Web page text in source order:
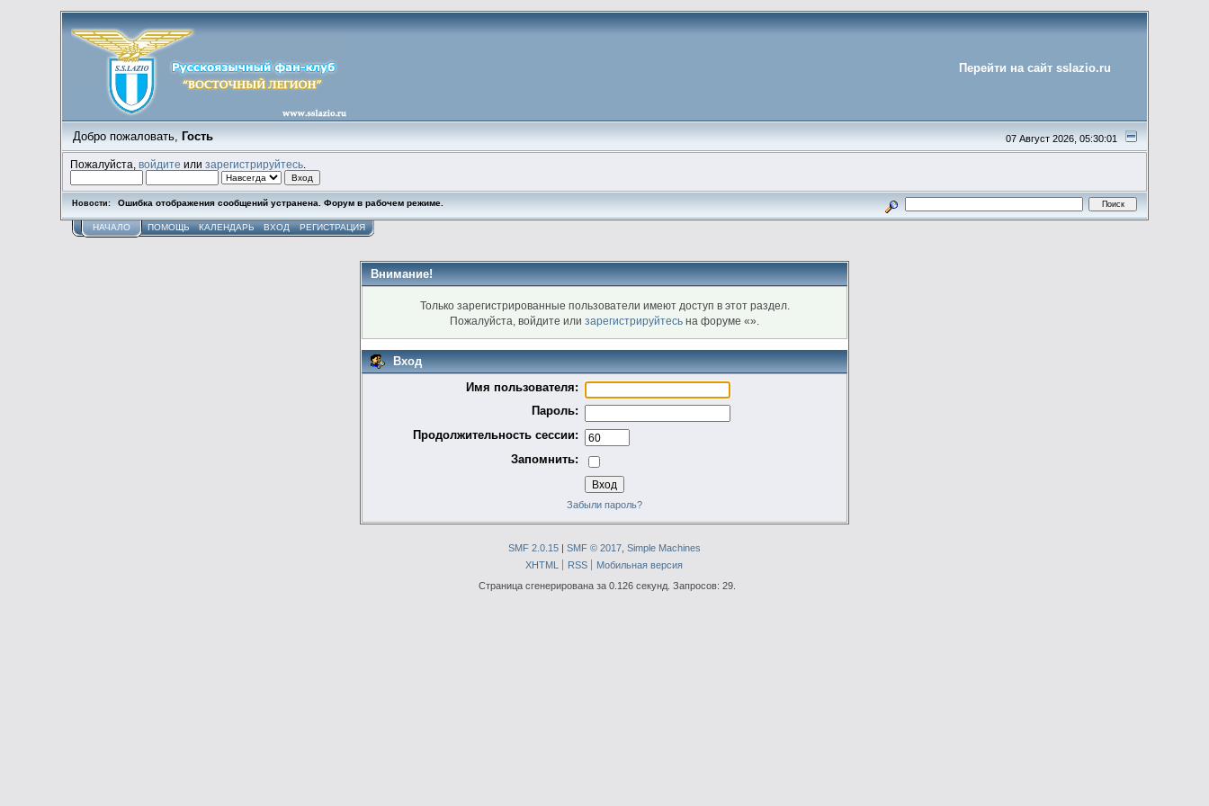
Перейти на сайт sslazio.ru
07 Август 2026, 05:30:01
Добро пожаловать, Гость
Пожалуйста,войдите илизарегистрируйтесь
Новости: Ошибка отображения сообщений устранена. Форум в рабочем режиме.
НАЧАЛО ПОМОЩЬ КАЛЕНДАРЬ ВХОД РЕГИСТРАЦИЯ
Внимание!
Только зарегистрированные пользователи имеют доступ в этот раздел.
Пожалуйста, войдите или зарегистрируйтесь на форуме «».
Вход
Имя пользователя:
Пароль:
Продолжительность сессии:
Запомнить:
Забыли пароль?
SMF 2.0.15 | SMF © 2017 Simple Machines
XHTML
RSS
Мобильная версия
Страница сгенерирована за 0.126 секунд. Запросов: 29.